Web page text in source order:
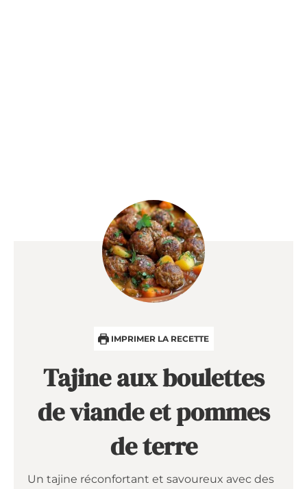
IMPRIMER LA RECETTE
Tajine aux boulettes
de viande et pommes
de terre
Un tajine réconfortant et savoureux avec des